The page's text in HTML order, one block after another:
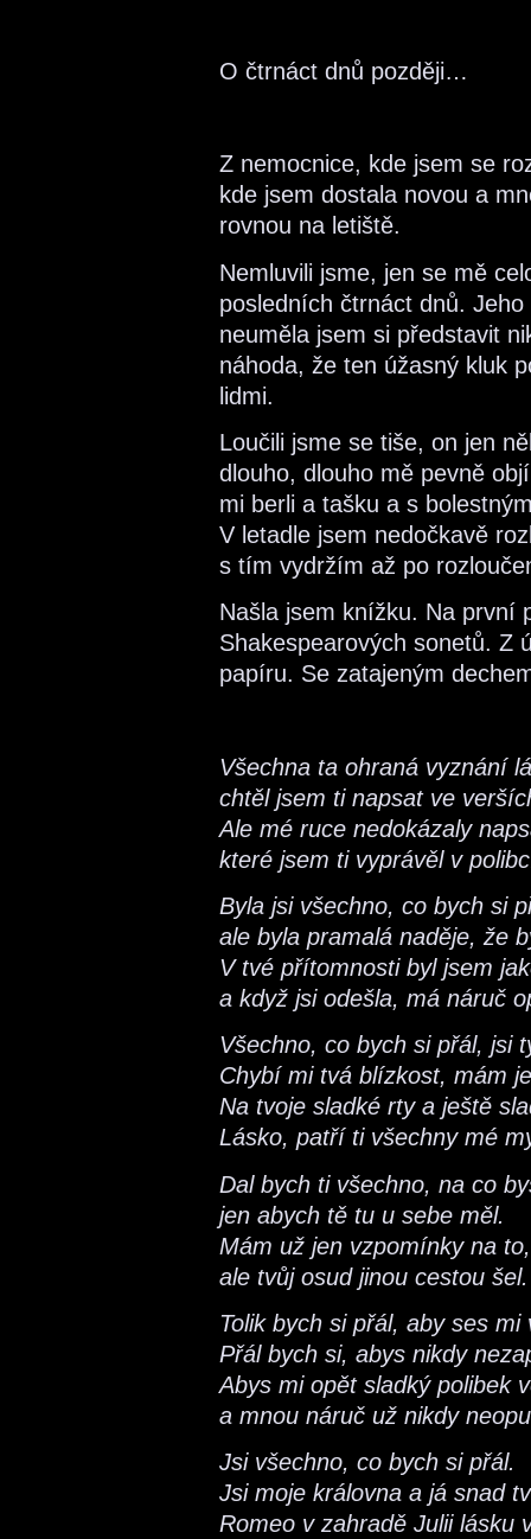
O čtrnáct dnů později…
Z nemocnice, kde jsem se
kde jsem dostala novou a
rovnou na letiště.
Nemluvili jsme, jen se mě
posledních čtrnáct dnů.
neuměla jsem si představit
náhoda, že ten úžasný kluk
lidmi.
Loučili jsme se tiše, on jen
dlouho, dlouho mě pevně
mi berli a tašku a s
V letadle jsem nedočkavě
s tím vydržím až po
Našla jsem knížku. Na první
Shakespearových sonetů. Z
papíru. Se zatajeným
Všechna ta ohraná vyznání
chtěl jsem ti napsat ve
Ale mé ruce nedokázaly
které jsem ti vyprávěl v
Byla jsi všechno, co bych si
ale byla pramalá naděje, že
V tvé přítomnosti byl jsem
a když jsi odešla, má náruč
Všechno, co bych si přál, jsi
Chybí mi tvá blízkost, mám
Na tvoje sladké rty a ještě
Lásko, patří ti všechny mé
Dal bych ti všechno, na co
jen abych tě tu u sebe měl.
Mám už jen vzpomínky na
ale tvůj osud jinou cestou šel.
Tolik bych si přál, aby ses mi
Přál bych si, abys nikdy
Abys mi opět sladký polibek
a mnou náruč už nikdy
Jsi všechno, co bych si přál.
Jsi moje královna a já snad
Romeo v zahradě Julii lásku